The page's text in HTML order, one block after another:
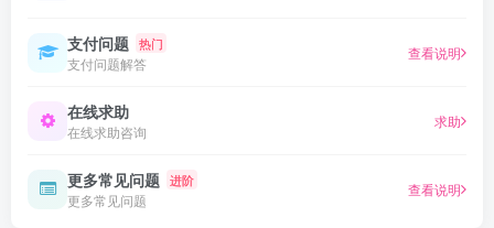
支付问题 热门
支付问题解答
查看说明
在线求助
在线求助咨询
求助
更多常见问题 进阶
更多常见问题
查看说明